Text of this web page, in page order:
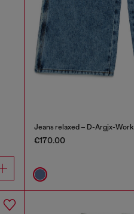
Jeans relaxed – D-Argjx-Work
€170.00